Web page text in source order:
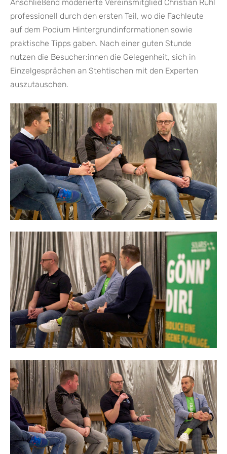
Anschließend moderierte Vereinsmitglied Christian Rühl
professionell durch den ersten Teil, wo die Fachleute
auf dem Podium Hintergrundinformationen sowie
praktische Tipps gaben. Nach einer guten Stunde
nutzen die Besucher:innen die Gelegenheit, sich in
Einzelgesprächen an Stehtischen mit den Experten
auszutauschen.